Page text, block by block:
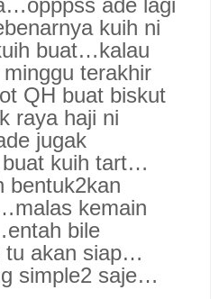
kuih ni
buat…kalau
terakhir
QH buat biskut
raya haji ni
jugak
buat kuih tart…
bentuk2kan
kemain
bile
tu akan siap…
simple2 saje…